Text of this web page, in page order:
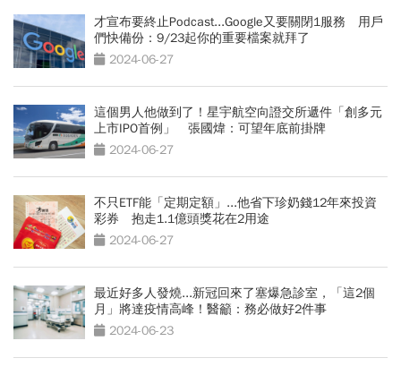
才宣布要終止Podcast...Google又要關閉1服務 用戶
們快備份：9/23起你的重要檔案就拜了
2024-06-27
這個男人他做到了！星宇航空向證交所遞件「創多元
上市IPO首例」 張國煒：可望年底前掛牌
2024-06-27
不只ETF能「定期定額」...他省下珍奶錢12年來投資
彩券 抱走1.1億頭獎花在2用途
2024-06-27
最近好多人發燒...新冠回來了塞爆急診室，「這2個
月」將達疫情高峰！醫籲：務必做好2件事
2024-06-23